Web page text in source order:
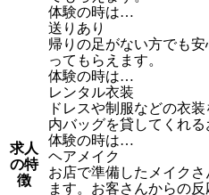
求人
の特
徴
体験の時は…
送りあり
帰りの足がない方でも
ってもらえます。
体験の時は…
レンタル衣装
ドレスや制服などの衣
内バッグを貸してくれる
体験の時は…
ヘアメイク
お店で準備したメイク
ます。お客さんからの